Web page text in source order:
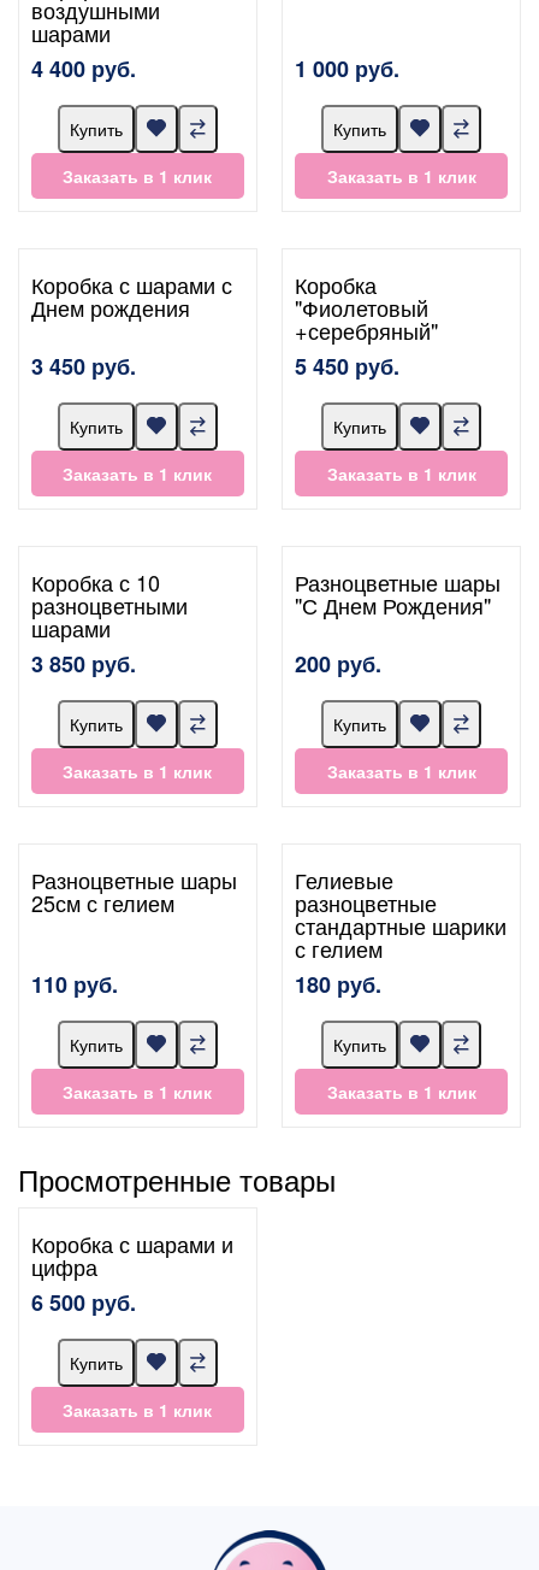
воздушными
шарами
4 400 руб.
Купить
Заказать в 1 клик
1 000 руб.
Купить
Заказать в 1 клик
Коробка с шарами с
Днем рождения
3 450 руб.
Купить
Заказать в 1 клик
Коробка
"Фиолетовый
+серебряный"
5 450 руб.
Купить
Заказать в 1 клик
Коробка с 10
разноцветными
шарами
3 850 руб.
Купить
Заказать в 1 клик
Разноцветные шары
"С Днем Рождения"
200 руб.
Купить
Заказать в 1 клик
Разноцветные шары
25см с гелием
110 руб.
Купить
Заказать в 1 клик
Гелиевые
разноцветные
стандартные шарики
с гелием
180 руб.
Купить
Заказать в 1 клик
Просмотренные товары
Коробка с шарами и
цифра
6 500 руб.
Купить
Заказать в 1 клик